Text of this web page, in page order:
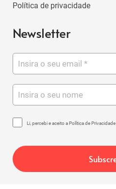
Política de privacidade
Newsletter
Li, percebi e aceito a Política de Privacidade